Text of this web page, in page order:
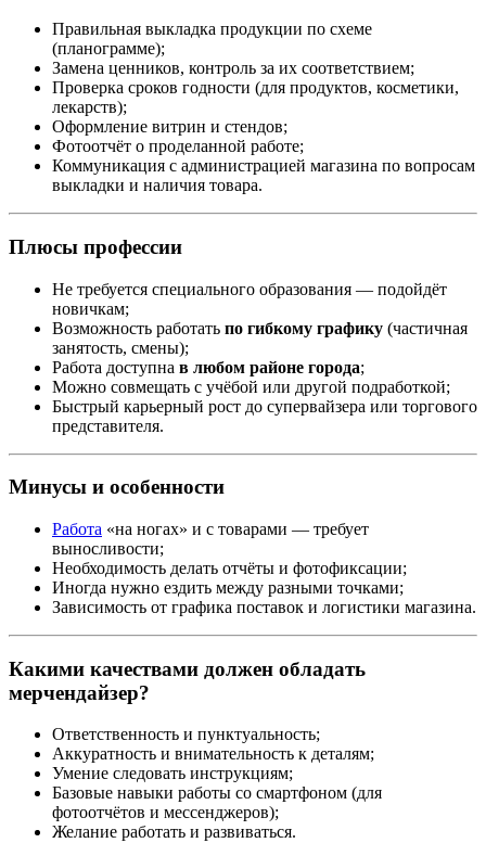
Правильная выкладка продукции по схеме
(планограмме);
Замена ценников, контроль за их соответствием;
Проверка сроков годности (для продуктов, косметики,
лекарств);
Оформление витрин и стендов;
Фотоотчёт о проделанной работе;
Коммуникация с администрацией магазина по вопросам
выкладки и наличия товара.
Плюсы профессии
Не требуется специального образования — подойдёт
новичкам;
Возможность работать по гибкому графику (частичная
занятость, смены);
Работа доступна в любом районе города;
Можно совмещать с учёбой или другой подработкой;
Быстрый карьерный рост до супервайзера или торгового
представителя.
Минусы и особенности
Работа «на ногах» и с товарами — требует
выносливости;
Необходимость делать отчёты и фотофиксации;
Иногда нужно ездить между разными точками;
Зависимость от графика поставок и логистики магазина.
Какими качествами должен обладать
мерчендайзер?
Ответственность и пунктуальность;
Аккуратность и внимательность к деталям;
Умение следовать инструкциям;
Базовые навыки работы со смартфоном (для
фотоотчётов и мессенджеров);
Желание работать и развиваться.